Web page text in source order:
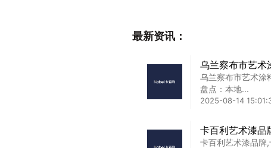
最新资讯：
乌兰察布市艺术
乌兰察布市艺术涂
盘点：本地...
2025-08-14
卡百利艺术漆品
卡百利艺术漆品牌